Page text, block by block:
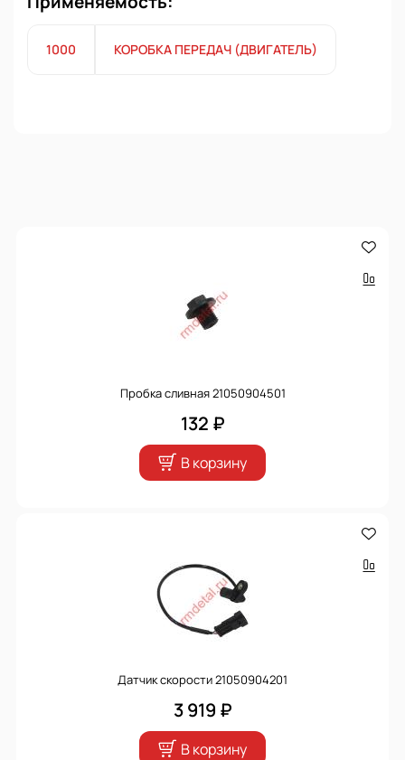
1000 КОРОБКА ПЕРЕДАЧ (ДВИГАТЕЛЬ)
Пробка сливная 21050904501
132 ₽
В корзину
Датчик скорости 21050904201
3 919 ₽
В корзину